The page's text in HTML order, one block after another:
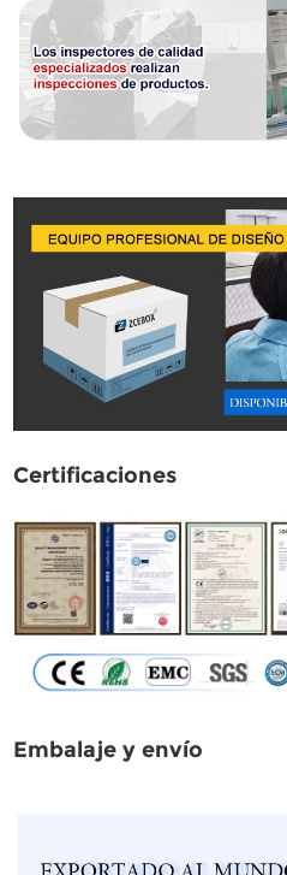
Certificaciones
Embalaje y envío